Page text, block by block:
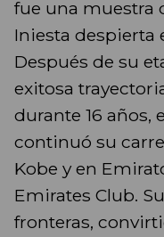
fue una muestra
Iniesta despierta
Después de su
exitosa
durante 16 años,
continuó su
Kobe y en
Emirates Club.
fronteras,